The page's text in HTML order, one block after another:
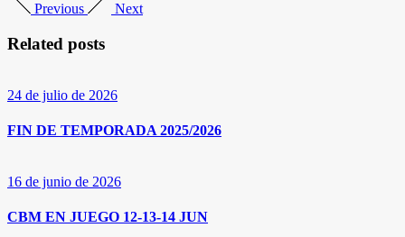
Previous Next
Related posts
24 de julio de 2026
FIN DE TEMPORADA 2025/2026
16 de junio de 2026
CBM EN JUEGO 12-13-14 JUN